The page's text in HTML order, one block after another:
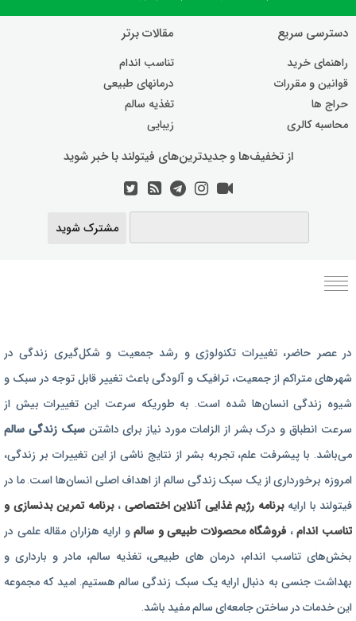
دسترسی سریع
راهنمای خرید
قوانین و مقررات
حراج ها
محاسبه کالری
مقالات برتر
تناسب اندام
درمانهای طبیعی
تغذیه سالم
زیبایی
از تخفیف‌ها و جدیدترین‌های فیتولند با خبر شوید
مشترک شوید
رژیم غذایی بارداری
برنامه رژیم درمانی
برنامه تمرین بدنسازی
برنامه تمرینی
محصولات طبیعی و سالم
در عصر حاضر،‌ تغییرات تکنولوژی و رشد جمعیت و شکل‌گیری زندگی‌ در
شهرهای متراکم از جمعیت، ترافیک و آلودگی باعث تغییر قابل توجه در سبک و
شیوه زندگی انسان‌ها شده است. به طوریکه سرعت این تغییرات بیش از
سرعت انطباق و درک بشر از الزامات مورد نیاز برای داشتنسبک زندگی سالم
می‌باشد. با پیشرفت علم، تجربه بشر از نتایج ناشی از این تغییرات بر زندگی،
امروزه برخورداری از یک سبک زندگی سالم از اهداف اصلی انسان‌ها است. ما در
فیتولند با ارایهبرنامه رژیم غذایی آنلاین اختصاصی ،برنامه تمرین بدنسازی و
تناسب اندام، فروشگاه محصولات طبیعی و سالمو ارایه هزاران مقاله علمی در
بخش‌های تناسب اندام، درمان های طبیعی، تغذیه سالم، مادر و بارداری و
بهداشت جنسی به دنبال ارایه یک سبک زندگی سالم هستیم. امید که مجموعه
این خدمات در ساختن جامعه‌ای سالم مفید باشد.